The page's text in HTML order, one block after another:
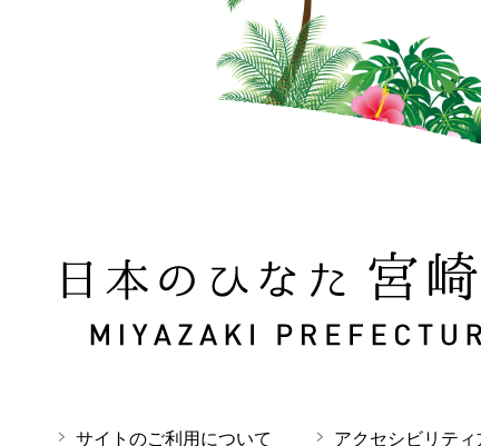
日本のひなた 宮崎県 MIYAZAKI PREFECTURE
サイトのご利用について アクセシビリティ